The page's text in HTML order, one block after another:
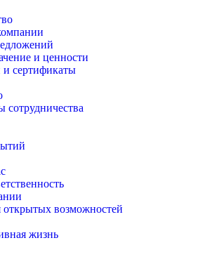
и ценности
сертификаты
возможностей
жизнь